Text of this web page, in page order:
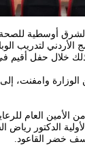
وامفنت،
العام للرعاية
الدكتور رياض
خضر القاعود.